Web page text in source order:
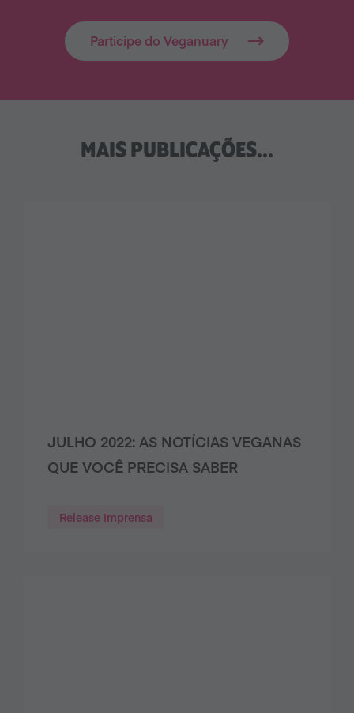
Participe do Veganuary
MAIS PUBLICAÇÕES...
JULHO 2022: AS NOTÍCIAS VEGANAS
QUE VOCÊ PRECISA SABER
Release Imprensa